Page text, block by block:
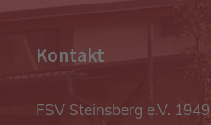
Kontakt
FSV Steinsberg e.V. 1949